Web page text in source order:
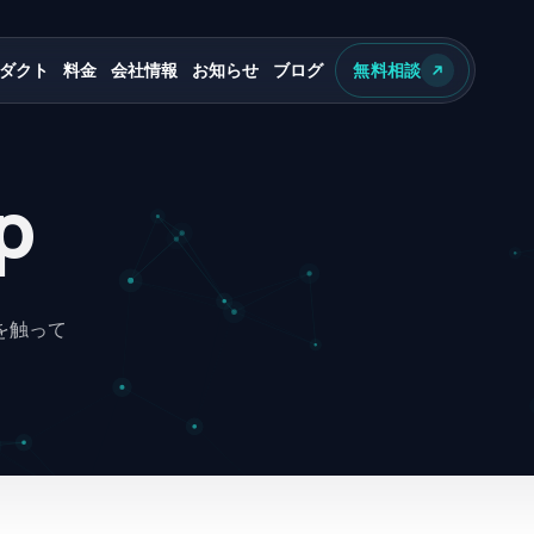
クト 料金 会社情報 お知らせ ブログ 無料相談
触って